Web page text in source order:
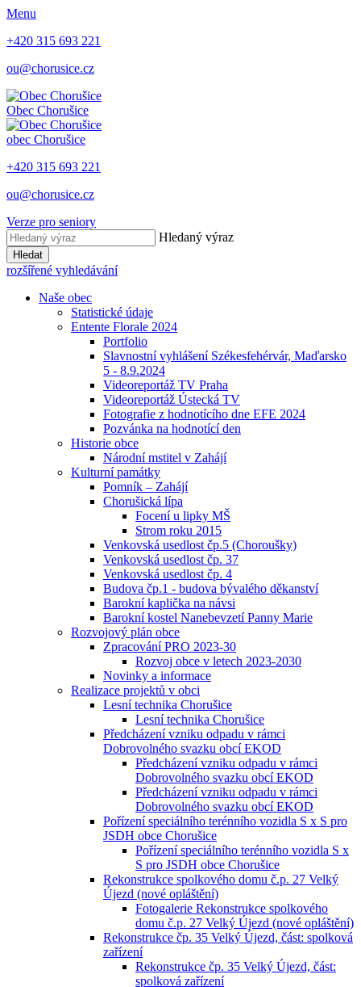
Menu
+420 315 693 221
ou@chorusice.cz
Obec Chorušice
obec Chorušice
+420 315 693 221
ou@chorusice.cz
Verze pro seniory
Hledaný výraz
Hledat
rozšířené vyhledávání
Naše obec
Statistické údaje
Entente Florale 2024
Portfolio
Slavnostní vyhlášení Székesfehérvár, Maďarsko
5 - 8.9.2024
Videoreportáž TV Praha
Videoreportáž Ústecká TV
Fotografie z hodnotícího dne EFE 2024
Pozvánka na hodnotící den
Historie obce
Národní mstitel v Zahájí
Kulturní památky
Pomník – Zahájí
Chorušická lípa
Focení u lipky MŠ
Strom roku 2015
Venkovská usedlost čp.5 (Choroušky)
Venkovská usedlost čp. 37
Venkovská usedlost čp. 4
Budova čp.1 - budova bývalého děkanství
Barokní kaplička na návsi
Barokní kostel Nanebevzetí Panny Marie
Rozvojový plán obce
Zpracování PRO 2023-30
Rozvoj obce v letech 2023-2030
Novinky a informace
Realizace projektů v obci
Lesní technika Chorušice
Lesní technika Chorušice
Předcházení vzniku odpadu v rámci
Dobrovolného svazku obcí EKOD
Předcházení vzniku odpadu v rámci
Dobrovolného svazku obcí EKOD
Předcházení vzniku odpadu v rámci
Dobrovolného svazku obcí EKOD
Pořízení speciálního terénního vozidla S x S pro
JSDH obce Chorušice
Pořízení speciálního terénního vozidla S x
S pro JSDH obce Chorušice
Rekonstrukce spolkového domu č.p. 27 Velký
Újezd (nové opláštění)
Fotogalerie Rekonstrukce spolkového
domu č.p. 27 Velký Újezd (nové opláštění)
Rekonstrukce čp. 35 Velký Újezd, část: spolková
zařízení
Rekonstrukce čp. 35 Velký Újezd, část:
spolková zařízení